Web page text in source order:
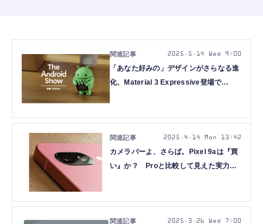
「あなた好みの」デザインがさらなる進
化、Material 3 Expressive登場で
2025.5.14 Wed 9:00
カメラバーよ、さらば。Pixel 9aは『買
い』か？ Proと比較して見えた実力
2025.4.14 Mon 13:42
2025.3.26 Wed 7:00